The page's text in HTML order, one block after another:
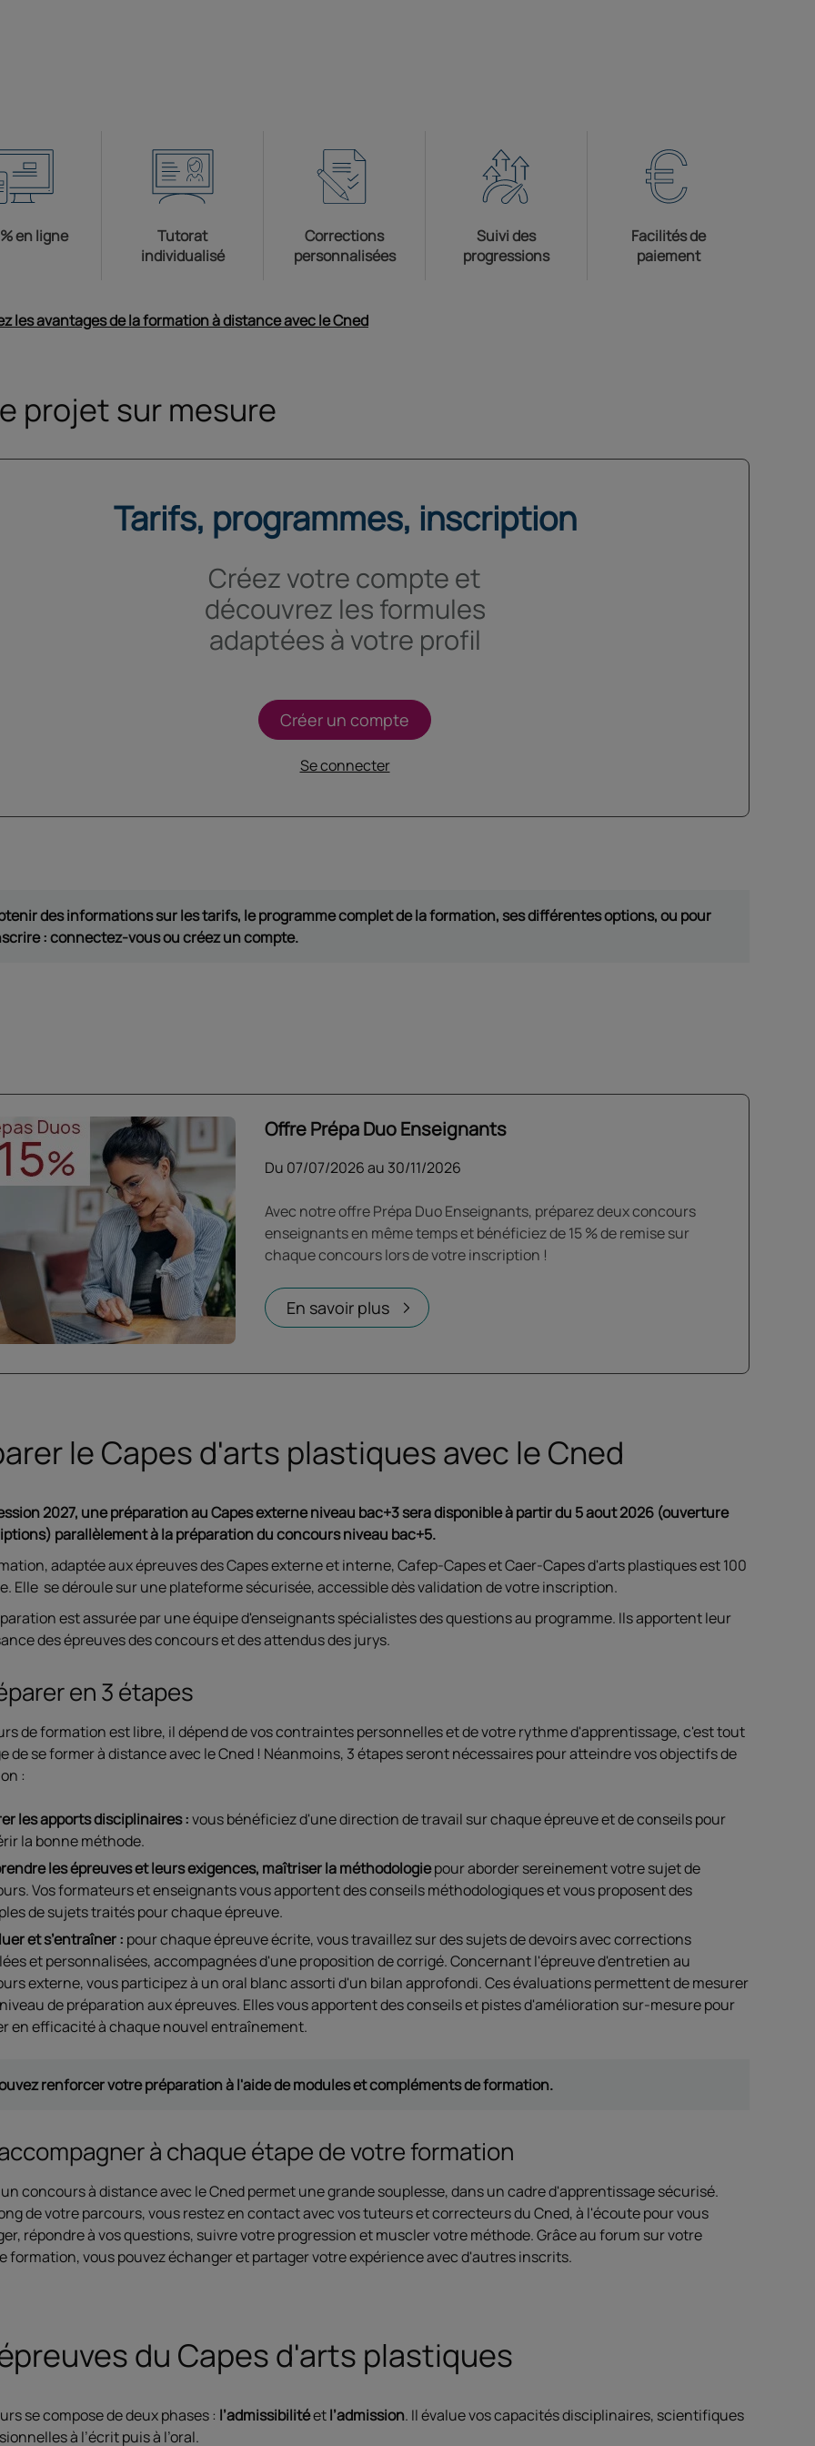
en ligne
Tutorat
individualisé
Corrections
personnalisées
Suivi des
progressions
Facilités de
paiement
les avantages de la formation à distance avec le Cned
projet sur mesure
Tarifs, programmes, inscription
Créez votre compte et
découvrez les formules
adaptées à votre profil
Créer un compte
Se connecter
des informations sur les tarifs, le programme complet de la formation, ses différentes options, ou pour
: connectez-vous ou créez un compte.
Offre Prépa Duo Enseignants
Du 07/07/2026au 30/11/2026
Avec notre offre Prépa Duo Enseignants, préparez deux concours
enseignants en même temps et bénéficiez de 15 % de remise sur
chaque concours lors de votre inscription !
En savoir plus Ouvrir dans un nouvel onglet
le Capes d'arts plastiques avec le Cned
2027, une préparation au Capes externe niveau bac+3 sera disponible à partir du 5 aout 2026 (ouverture
parallèlement à la préparation du concours niveau bac+5.
adaptée aux épreuves des Capes externe et interne, Cafep-Capes et Caer-Capes d'arts plastiques est 100
Elle se déroule sur une plateforme sécurisée, accessible dès validation de votre inscription.
est assurée par une équipe d'enseignants spécialistes des questions au programme. Ils apportent leur
des épreuves des concours et des attendus des jurys.
en 3 étapes
de formation est libre, il dépend de vos contraintes personnelles et de votre rythme d'apprentissage, c'est tout
de se former à distance avec le Cned ! Néanmoins, 3 étapes seront nécessaires pour atteindre vos objectifs de
:
les apports disciplinaires :vous bénéficiez d'une direction de travail sur chaque épreuve et de conseils pour
la bonne méthode.
les épreuves et leurs exigences, maîtriser la méthodologiepour aborder sereinement votre sujet de
Vos formateurs et enseignants vous apportent des conseils méthodologiques et vous proposent des
de sujets traités pour chaque épreuve.
et s’entraîner : pour chaque épreuve écrite, vous travaillez sur des sujets de devoirs avec corrections
et personnalisées, accompagnées d'une proposition de corrigé. Concernant l'épreuve d'entretien au
externe, vous participez à un oral blanc assorti d'un bilan approfondi. Ces évaluations permettent de mesurer
de préparation aux épreuves. Elles vous apportent des conseils et pistes d'amélioration sur-mesure pour
en efficacité à chaque nouvel entraînement.
renforcer votre préparation à l'aide de modules et compléments de formation.
à chaque étape de votre formation
concours à distance avec le Cned permet une grande souplesse, dans un cadre d'apprentissage sécurisé.
de votre parcours, vous restez en contact avec vos tuteurs et correcteurs du Cned, à l'écoute pour vous
répondre à vos questions, suivre votre progression et muscler votre méthode. Grâce au forum sur votre
formation, vous pouvez échanger et partager votre expérience avec d'autres inscrits.
du Capes d'arts plastiques
se compose de deux phases : l’admissibilitéetl’admission. Il évalue vos capacités disciplinaires, scientifiques
à l’écrit puis à l’oral.